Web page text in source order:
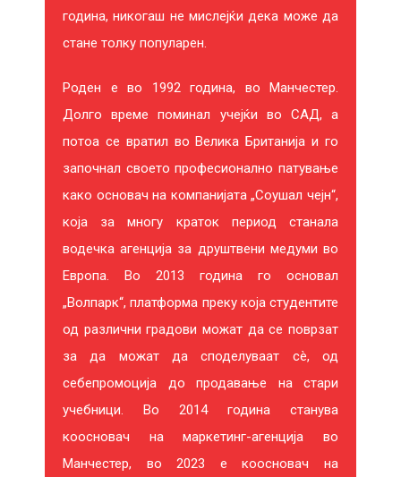
година, никогаш не мислејќи дека може да
стане толку популарен.
Роден е во 1992 година, во Манчестер.
Долго време поминал учејќи во САД, а
потоа се вратил во Велика Британија и го
започнал своето професионално патување
како основач на компанијата „Соушал чејн“,
која за многу краток период станала
водечка агенција за друштвени медуми во
Европа. Во 2013 година го основал
„Волпарк“, платформа преку која студентите
од различни градови можат да се поврзат
за да можат да споделуваат сè, од
себепромоција до продавање на стари
учебници. Во 2014 година станува
коосновач на маркетинг-агенција во
Манчестер, во 2023 е коосновач на